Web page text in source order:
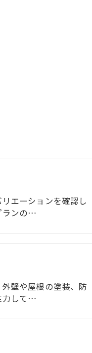
エーションを確認し
ランの…
壁や屋根の塗装、防
力して…